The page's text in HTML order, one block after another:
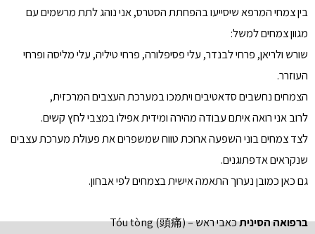
בין צמחי המרפא שיסייעו בהפחתת הסטרס, אני נוהג לתת מרשמים עם
מגוון צמחים למשל:
שורש ולריאן, פרחי לבנדר, עלי פסיפלורה, פרחי טיליה, עלי מליסה ופרחי
העוזרר.
הצמחים נחשבים סדאטיבים ויתמכו במערכת העצבים המרכזית,
לרוב אני רואה איתם עבודה מהירה ומידית אפילו במצבי לחץ קשים.
לצד צמחים בוני השפעה ארוכת טווח שמשפרים את פעולת מערכת עצבים
שנקראים אדפתוגנים.
גם כאן כמובן נערוך התאמה אישית בצמחים לפי אבחון.
ברפואה הסיניתכאבי ראש – Tóu tòng (頭痛)